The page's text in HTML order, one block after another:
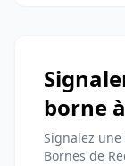
borne
Signalez
Bornes de